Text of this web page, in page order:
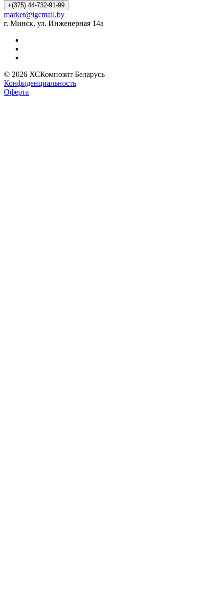
+(375) 44-732-91-99
market@igcmail.by
г. Минск, ул. Инженерная 14а
© 2026 ХСКомпозит Беларусь
Конфиденциальность
Оферта